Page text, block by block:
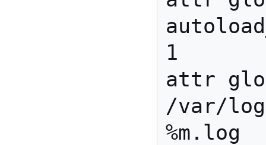
1
attr
/var/
%m.log